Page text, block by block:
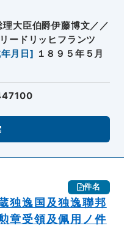
理大臣伯爵伊藤博文／／
ードリッヒフランツ
月日] １８９５年５月
件名
独逸国及独逸聯邦
章受領及佩用ノ件